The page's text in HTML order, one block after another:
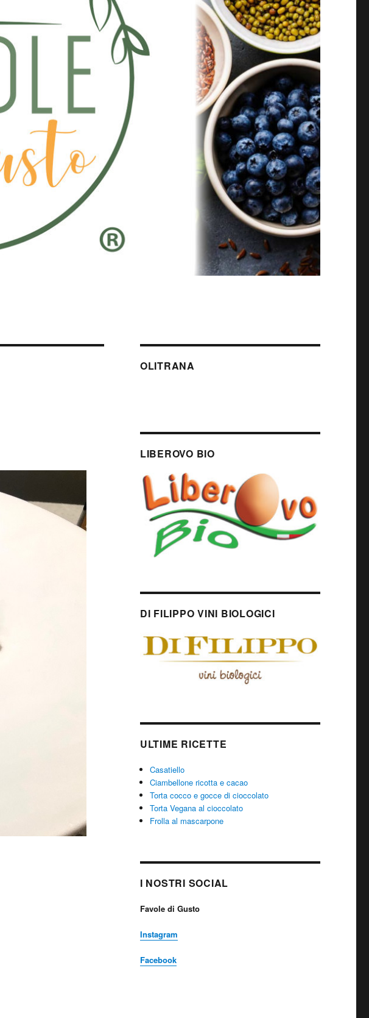
OLITRANA
LIBEROVO BIO
DI FILIPPO VINI BIOLOGICI
ULTIME RICETTE
Casatiello
Ciambellone ricotta e cacao
Torta cocco e gocce di cioccolato
Torta Vegana al cioccolato
Frolla al mascarpone
I NOSTRI SOCIAL
Favole di Gusto
Instagram
Facebook